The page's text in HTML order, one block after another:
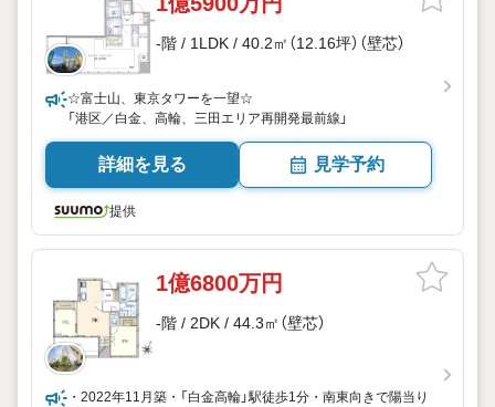
-階 / 1LDK / 40.2㎡（12.16坪）（壁芯）
☆富士山、東京タワーを一望☆
「港区／白金、高輪、三田エリア再開発最前線」
詳細を見る 見学予約
提供
1億6800万円
-階 / 2DK / 44.3㎡（壁芯）
・2022年11月築・「白金高輪」駅徒歩1分・南東向きで陽当り